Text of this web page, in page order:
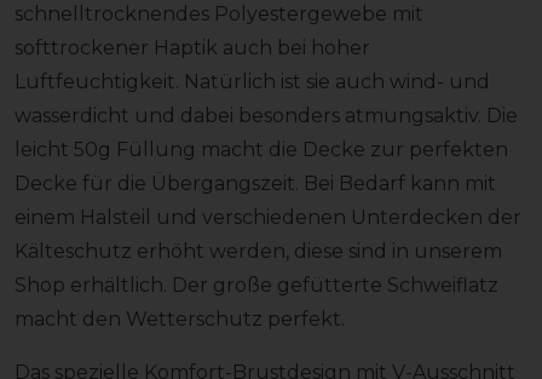
schnelltrocknendes Polyestergewebe mit
softtrockener Haptik auch bei hoher
Luftfeuchtigkeit. Natürlich ist sie auch wind- und
wasserdicht und dabei besonders atmungsaktiv. Die
leicht 50g Füllung macht die Decke zur perfekten
Decke für die Übergangszeit. Bei Bedarf kann mit
einem Halsteil und verschiedenen Unterdecken der
Kälteschutz erhöht werden, diese sind in unserem
Shop erhältlich. Der große gefütterte Schweiflatz
macht den Wetterschutz perfekt.
Das spezielle Komfort-Brustdesign mit V-Ausschnitt